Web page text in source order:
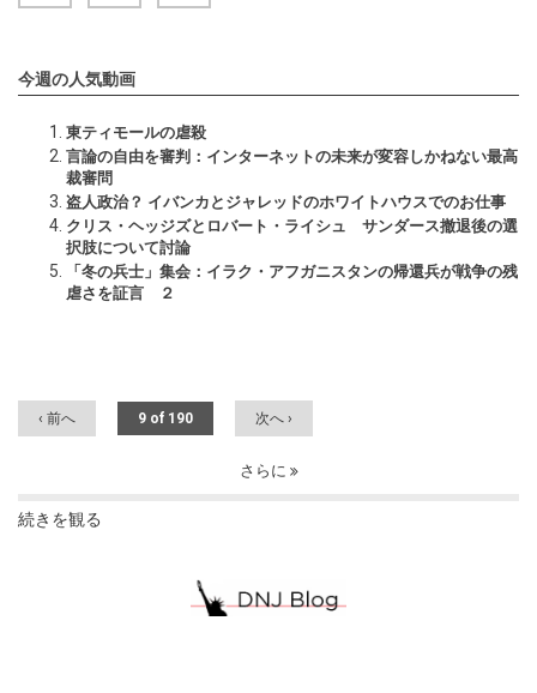
今週の人気動画
東ティモールの虐殺
言論の自由を審判：インターネットの未来が変容しかねない最高
裁審問
盗人政治？ イバンカとジャレッドのホワイトハウスでのお仕事
クリス・ヘッジズとロバート・ライシュ サンダース撤退後の選
択肢について討論
「冬の兵士」集会：イラク・アフガニスタンの帰還兵が戦争の残
虐さを証言 ２
‹ 前へ 9 of 190 次へ ›
さらに
続きを観る